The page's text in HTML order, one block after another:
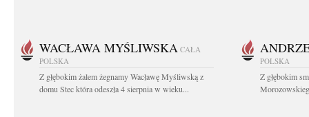
WACŁAWA MYŚLIWSKA CAŁA
POLSKA
Z głębokim żalem żegnamy Wacławę Myśliwską z
domu Stec która odeszła 4 sierpnia w wieku...
POLSKA
Z głębokim